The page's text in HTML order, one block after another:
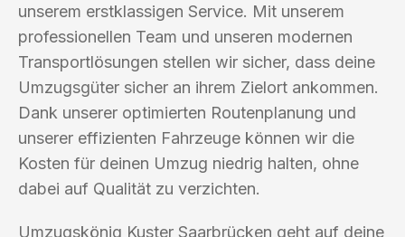
unserem erstklassigen Service. Mit unserem
professionellen Team und unseren modernen
Transportlösungen stellen wir sicher, dass deine
Umzugsgüter sicher an ihrem Zielort ankommen.
Dank unserer optimierten Routenplanung und
unserer effizienten Fahrzeuge können wir die
Kosten für deinen Umzug niedrig halten, ohne
dabei auf Qualität zu verzichten.
Umzugskönig Kuster Saarbrücken geht auf deine